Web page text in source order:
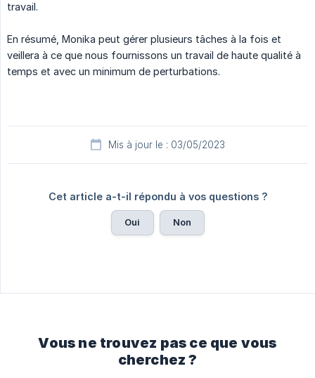
travail.
En résumé, Monika peut gérer plusieurs tâches à la fois et
veillera à ce que nous fournissons un travail de haute qualité à
temps et avec un minimum de perturbations.
Mis à jour le : 03/05/2023
Cet article a-t-il répondu à vos questions ?
Oui Non
Vous ne trouvez pas ce que vous
cherchez ?